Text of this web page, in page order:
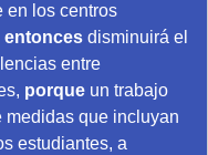
en los centros
entonces disminuirá el
entre
porque un trabajo
medidas que incluyan
estudiantes, a